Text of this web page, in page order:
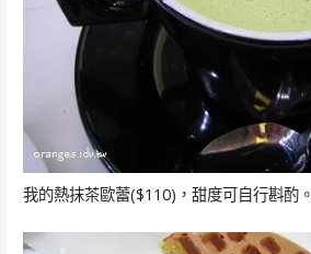
我的熱抹茶歐蕾($110)，甜度可自行斟酌。